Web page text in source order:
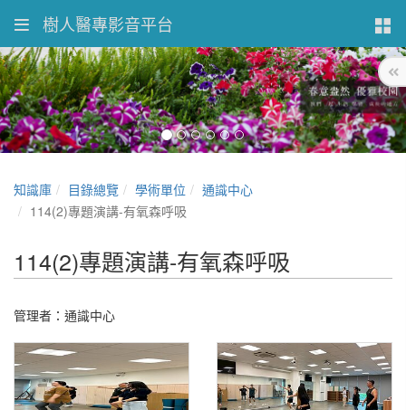
樹人醫專影音平台
知識庫 目錄總覽 學術單位
通識中心
114(2)專題演講-有氧森呼吸
114(2)專題演講-有氧森呼吸
管理者：通識中心